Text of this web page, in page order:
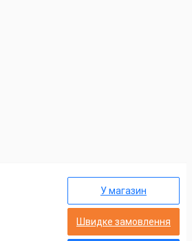
У магазин
Швидке замовлення